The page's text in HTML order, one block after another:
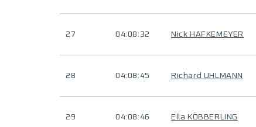
27 04:08:32 Nick HAFKEMEYER
28 04:08:45 Richard UHLMANN
29 04:08:46 Ella KÖBBERLING